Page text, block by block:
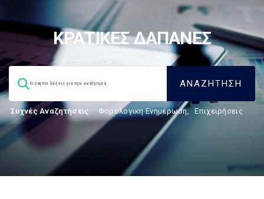
ΚΡΑΤΙΚΕΣ ΔΑΠΑΝΕΣ
Συχνές Αναζητήσεις: Φορολογικη Ενημέρωση, Επιχειρήσεις